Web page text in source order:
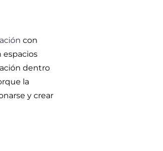
con
espacios
dentro
la
y crear